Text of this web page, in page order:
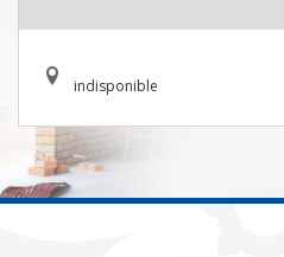
indisponible